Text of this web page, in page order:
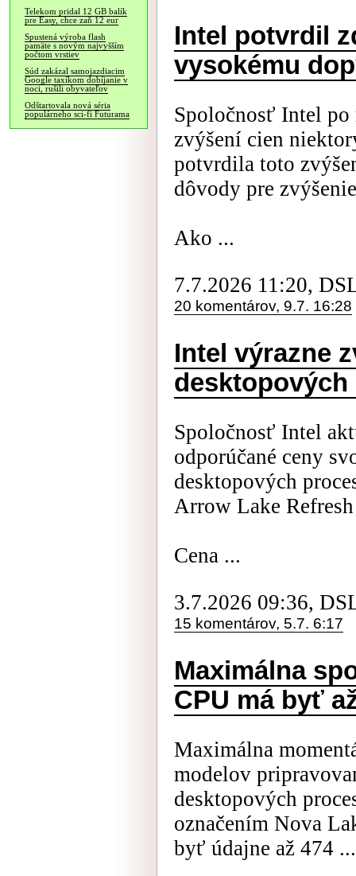
Telekom pridal 12 GB balík
pre Easy, chce zaň 12 eur
Spustená výroba flash
pamäte s novým najvyšším
počtom vrstiev
Súd zakázal samojazdiacim
Google taxíkom dobíjanie v
noci, rušili obyvateľov
Odštartovala nová séria
populárneho sci-fi Futurama
Intel potvrdil
vysokému
Spoločnosť Intel
zvýšení cien
potvrdila toto
dôvody pre
Ako ...
7.7.2026 11:20,
20 komentárov, 9.7. 16:28
Intel výrazne
Spoločnosť Intel
odporúčané ceny
desktopových
Arrow Lake
Cena ...
3.7.2026 09:36,
15 komentárov, 5.7. 6:17
Maximálna
CPU má byť
Maximálna
modelov
desktopových
označením Nova
byť údajne až 474 ...